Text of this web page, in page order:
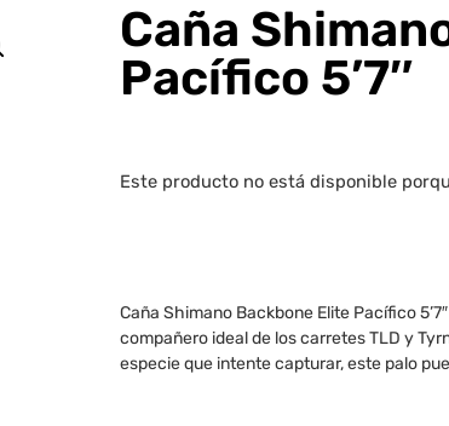
Caña
Pacífico 5’7″
Este producto no está disponible
Caña Shimano Backbone Elite Pacífico
compañero ideal de los carretes TLD y
especie que intente capturar, este palo